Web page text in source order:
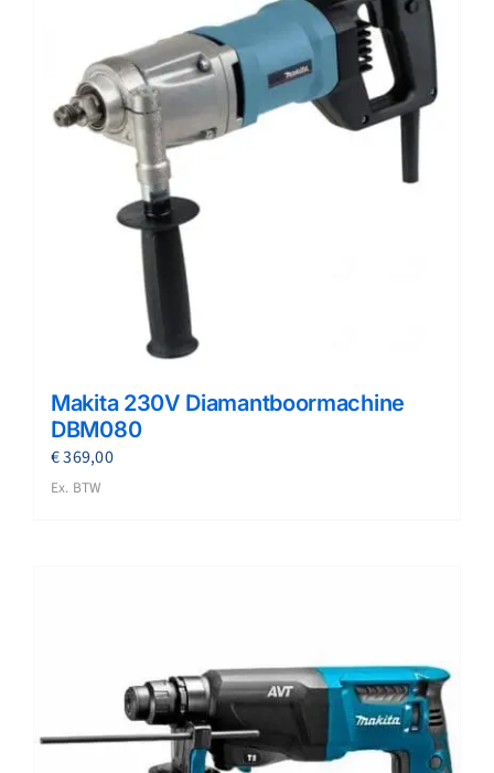
Vacatures
Makita 230V Diamantboormachine
DBM080
€369,00
Ex. BTW